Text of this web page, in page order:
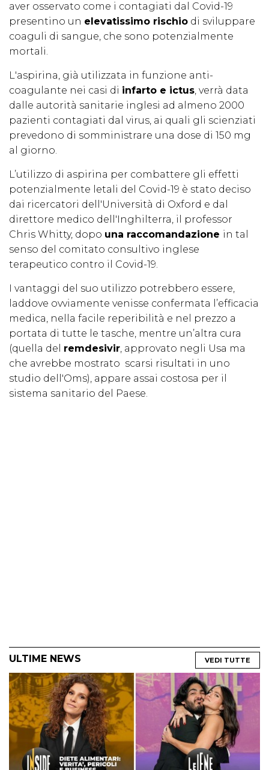
aver osservato come i contagiati dal Covid-19
presentino un elevatissimo rischio di sviluppare
coaguli di sangue, che sono potenzialmente
mortali.
L'aspirina, già utilizzata in funzione anti-
coagulante nei casi di infarto e ictus, verrà data
dalle autorità sanitarie inglesi ad almeno 2000
pazienti contagiati dal virus, ai quali gli scienziati
prevedono di somministrare una dose di 150 mg
al giorno.
L’utilizzo di aspirina per combattere gli effetti
potenzialmente letali del Covid-19 è stato deciso
dai ricercatori dell'Università di Oxford e dal
direttore medico dell'Inghilterra, il professor
Chris Whitty, dopo una raccomandazione in tal
senso del comitato consultivo inglese
terapeutico contro il Covid-19.
I vantaggi del suo utilizzo potrebbero essere,
laddove ovviamente venisse confermata l’efficacia
medica, nella facile reperibilità e nel prezzo a
portata di tutte le tasche, mentre un’altra cura
(quella del remdesivir, approvato negli Usa ma
che avrebbe mostrato scarsi risultati in uno
studio dell'Oms), appare assai costosa per il
sistema sanitario del Paese.
ULTIME NEWS VEDI TUTTE